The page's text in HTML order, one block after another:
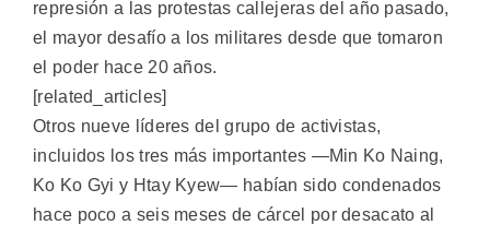
represión a las protestas callejeras del año pasado,
el mayor desafío a los militares desde que tomaron
el poder hace 20 años.
[related_articles]
Otros nueve líderes del grupo de activistas,
incluidos los tres más importantes —Min Ko Naing,
Ko Ko Gyi y Htay Kyew— habían sido condenados
hace poco a seis meses de cárcel por desacato al